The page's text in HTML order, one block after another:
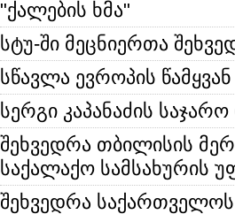
"ქალების ხმა"
სტუ-ში მეცნიერთა
სწავლა ევროპის
სერგი კაპანაძის
შეხვედრა თბილისის
საქალაქო სამსახურის
შეხვედრა